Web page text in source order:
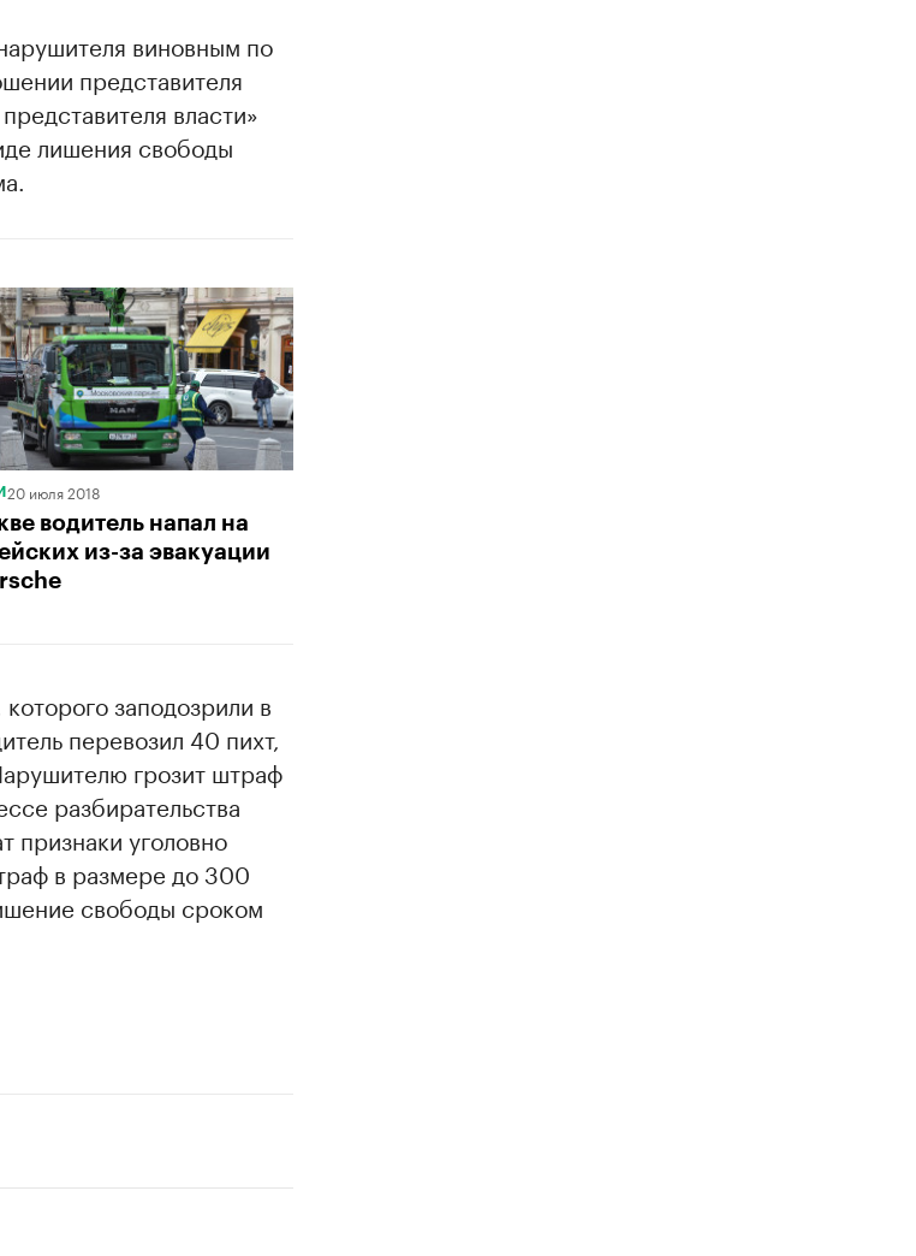
виновным по
представителя
власти»
лишения свободы
20 июля 2018
водитель напал на
из-за эвакуации
заподозрили в
перевозил 40 пихт,
грозит штраф
разбирательства
признаки уголовно
в размере до 300
свободы сроком